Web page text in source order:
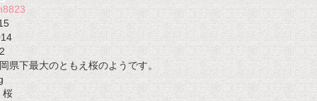
2
県下最大のともえ桜のようです。
桜